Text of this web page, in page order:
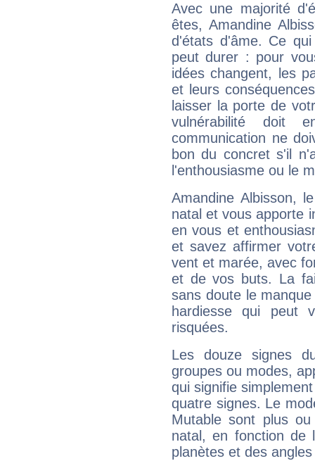
Avec une majorité
êtes, Amandine
d'états d'âme. Ce
peut durer : pour
idées changent, les
et leurs
laisser la porte de
vulnérabilité doit
communication ne
bon du concret s'il
l'enthousiasme ou le
Amandine Albisson,
natal et vous apporte
en vous et
et savez affirmer
vent et marée, avec
et de vos buts. La
sans doute le
hardiesse qui peut
risquées.
Les douze signes
groupes ou modes,
qui signifie
quatre signes. Le
Mutable sont plus
natal, en fonction de
planètes et des